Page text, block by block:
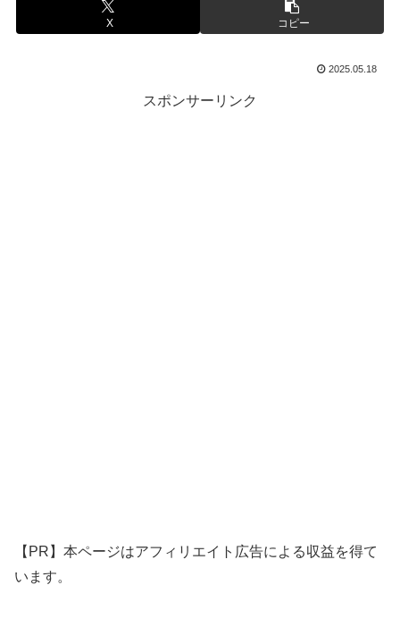
X コピー
2025.05.18
スポンサーリンク
【PR】本ページはアフィリエイト広告による収益を得て
います。